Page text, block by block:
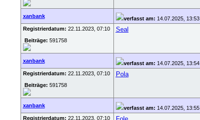
xanbank verfasst am: 14.07.2025, 13:53
Registrierdatum: 22.11.2023, 07:10
Beiträge: 591758
Seal
xanbank verfasst am: 14.07.2025, 13:54
Registrierdatum: 22.11.2023, 07:10
Beiträge: 591758
Pola
xanbank verfasst am: 14.07.2025, 13:55
Registrierdatum: 22.11.2023, 07:10